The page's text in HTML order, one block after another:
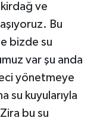
ve
Bu
bizde su
var şu anda
yönetmeye
su kuyularıyla
bu su